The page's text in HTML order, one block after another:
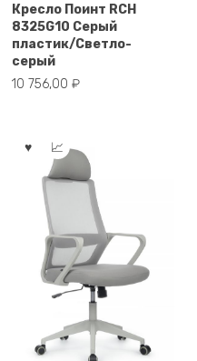
Кресло Поинт RCH
8325G10 Серый
пластик/Светло-
серый
10 756,00 ₽